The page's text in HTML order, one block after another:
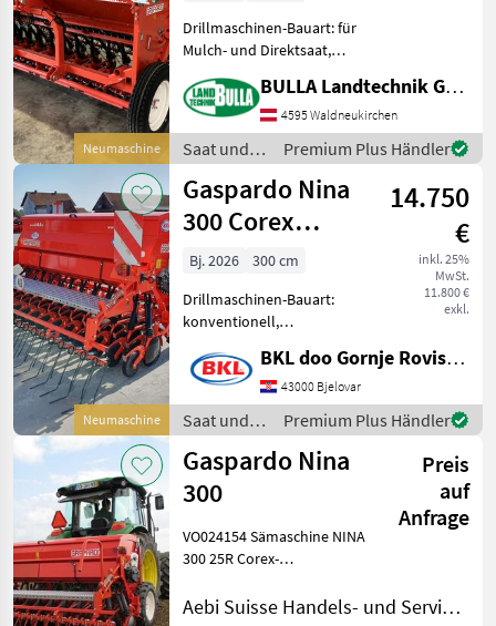
Neumaschine
Drillmaschinen-Bauart: für
Mulch- und Direktsaat,
Zweischeibenschare,
Extrastriegel,
Fahrgassenschaltung
GASPARDO NINA 300 +
Neumaschine + 25 Corex-
Scheib
BULLA Landtechnik GmbH
4595 Waldneukirchen
Saat und
Pflege /
Gaspardo
Premium Plus Händler
Neumaschine
Gaspardo Nina
300 Corex
Scheibenschar
14.750
€
inkl. 25%
MwSt.
11.800 €
exkl.
Bj. 2026
300 cm
Drillmaschinen-Bauart:
konventionell,
Zweischeibenschare,
Extrastriegel Neue
Gaspardo NINA 300
mechanische Sämaschine
zu verkaufen. Die NINA 300
ist ein
BKL doo Gornje Rovisce Kroatien
43000 Bjelovar
Saat und
Pflege /
Gaspardo
Premium Plus Händler
Gaspardo Nina
300
Preis
auf
Anfrage
VO024154 Sämaschine NINA
300 25R Corex-
Grundausrüstung: -Corex-
Aebi Suisse Handels- und Serviceorganisation SA